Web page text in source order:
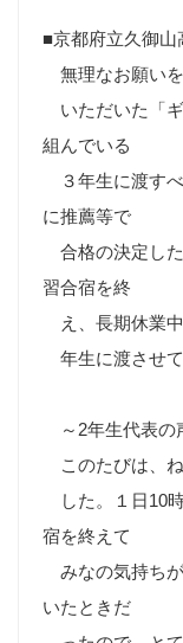
■京都府立久御
無理なお願いを
いただいた「
組んでいる
３年生に渡す
に推薦等で
合格の決定し
習合宿を終
え、長期休業
年生に渡させて
～2年生代表の
このたびは、
した。１日10
宿を終えて
みなの気持ち
いたときだ